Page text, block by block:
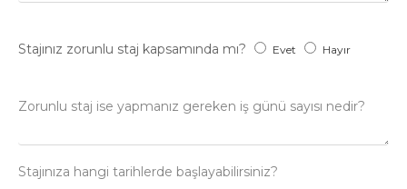
Stajınız zorunlu staj kapsamında mı? Evet Hayır
Zorunlu staj ise yapmanız gereken iş günü sayısı nedir?
Stajınıza hangi tarihlerde başlayabilirsiniz?